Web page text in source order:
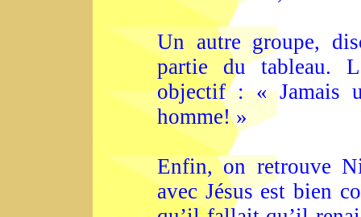
Un autre groupe,
partie du tableau.
objectif : « Jamais
homme! »
Enfin, on retrouve
avec Jésus est bien